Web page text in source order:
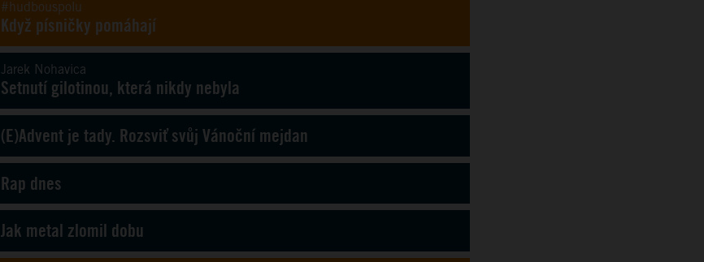
#hudbouspolu
Když písničky pomáhají
Jarek Nohavica
Setnutí gilotinou, která nikdy nebyla
(E)Advent je tady. Rozsviť svůj Vánoční mejdan
Rap dnes
Jak metal zlomil dobu